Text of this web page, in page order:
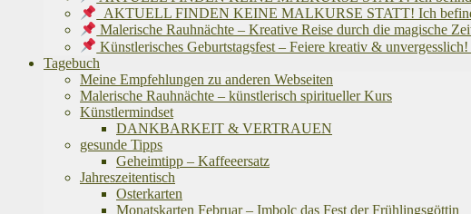
AKTUELL FINDEN KEINE MALKURSE STATT! Ich befinde
Malerische Rauhnächte – Kreative Reise durch die magische
Künstlerisches Geburtstagsfest – Feiere kreativ & unvergesslich!
Tagebuch
Meine Empfehlungen zu anderen Webseiten
Malerische Rauhnächte – künstlerisch spiritueller Kurs
Künstlermindset
DANKBARKEIT & VERTRAUEN
gesunde Tipps
Geheimtipp – Kaffeeersatz
Jahreszeitentisch
Osterkarten
Monatskarten Februar – Imbolc das Fest der Frühlingsgöttin